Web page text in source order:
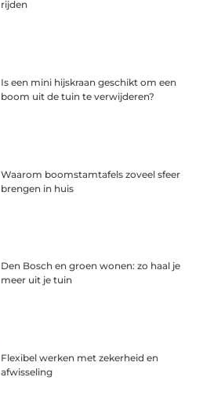
rijden
Is een mini hijskraan geschikt om een
boom uit de tuin te verwijderen?
Waarom boomstamtafels zoveel sfeer
brengen in huis
Den Bosch en groen wonen: zo haal je
meer uit je tuin
Flexibel werken met zekerheid en
afwisseling